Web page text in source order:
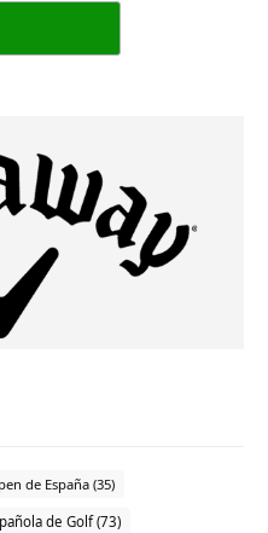
de España (35)
de Golf (73)